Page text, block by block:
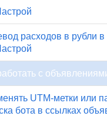
расходов в рубли в
с
UTM-метки или
бота в ссылках